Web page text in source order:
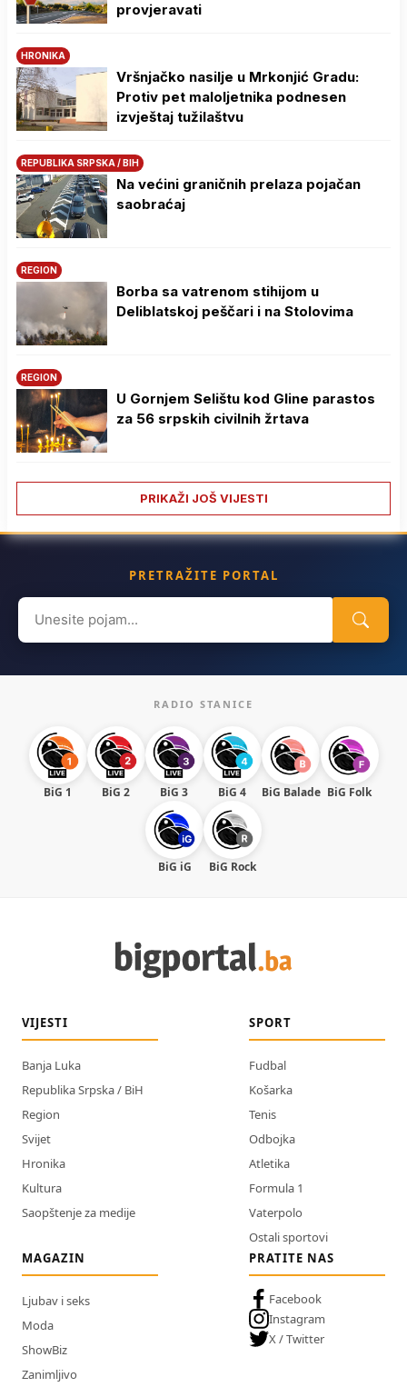
provjeravati
HRONIKA
Vršnjačko nasilje u Mrkonjić Gradu:
Protiv pet maloljetnika podnesen
izvještaj tužilaštvu
REPUBLIKA SRPSKA / BIH
Na većini graničnih prelaza pojačan
saobraćaj
REGION
Borba sa vatrenom stihijom u
Deliblatskoj peščari i na Stolovima
REGION
U Gornjem Selištu kod Gline parastos
za 56 srpskih civilnih žrtava
PRIKAŽI JOŠ VIJESTI
PRETRAŽITE PORTAL
Search
for:
RADIO STANICE
BiG 1 BiG 2 BiG 3 BiG 4 BiG Balade BiG Folk
BiG iG BiG Rock
VIJESTI
Banja Luka
Republika Srpska / BiH
Region
Svijet
Hronika
Kultura
Saopštenje za medije
SPORT
Fudbal
Košarka
Tenis
Odbojka
Atletika
Formula 1
Vaterpolo
Ostali sportovi
MAGAZIN
Ljubav i seks
Moda
ShowBiz
Zanimljivo
PRATITE NAS
Facebook
Instagram
X / Twitter